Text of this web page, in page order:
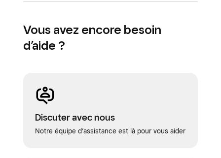
Vous avez encore besoin
d’aide ?
Discuter avec nous
Notre équipe d’assistance est là pour vous aider